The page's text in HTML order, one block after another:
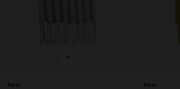
+
New New